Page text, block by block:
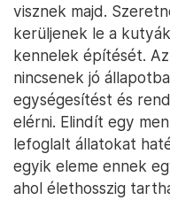
visznek majd.
kerüljenek le a
kennelek építését.
nincsenek jó
egységesítést és
elérni. Elindít egy
lefoglalt állatokat
egyik eleme ennek
ahol élethosszig